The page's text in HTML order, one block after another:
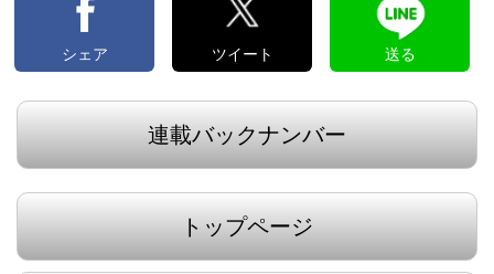
シェア ツイート 送る
連載バックナンバー
トップページ